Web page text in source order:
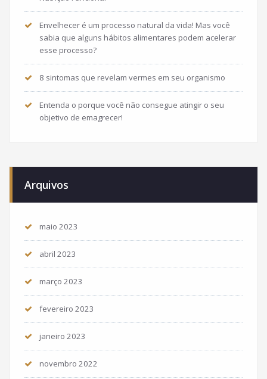
Envelhecer é um processo natural da vida! Mas você
sabia que alguns hábitos alimentares podem acelerar
esse processo?
8 sintomas que revelam vermes em seu organismo
Entenda o porque você não consegue atingir o seu
objetivo de emagrecer!
Arquivos
maio 2023
abril 2023
março 2023
fevereiro 2023
janeiro 2023
novembro 2022